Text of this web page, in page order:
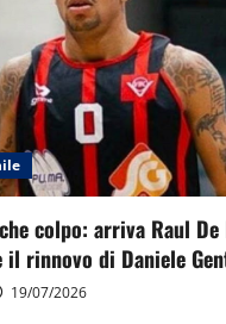
colpo: arriva Raul De
il rinnovo di Daniele
19/07/2026